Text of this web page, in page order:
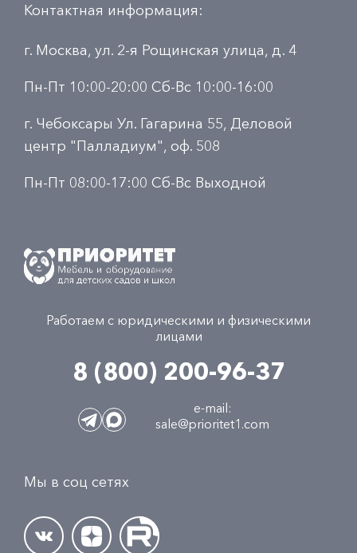
Контактная информация:
г. Москва, ул. 2-я Рощинская улица, д. 4
Пн-Пт 10:00-20:00 Сб-Вс 10:00-16:00
г. Чебоксары Ул. Гагарина 55, Деловой
центр "Палладиум", оф. 508
Пн-Пт 08:00-17:00 Сб-Вс Выходной
Работаем с юридическими и физическими
лицами
8 (800) 200-96-37
e-mail:
sale@prioritet1.com
Мы в соц сетях